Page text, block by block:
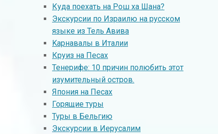
Куда поехать на Рош ха Шана?
Экскурсии по Израилю на русском
языке из Тель Авива
Kарнавалы в Италии
Круиз на Песах
Тенерифе: 10 причин полюбить этот
изумительный остров.
Япония на Песах
Горящие туры
Туры в Бельгию
Экскурсии в Иерусалим